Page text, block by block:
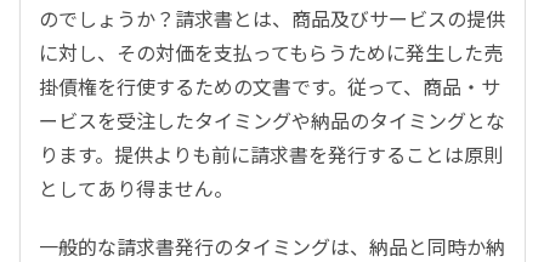
のでしょうか？請求書とは、商品及びサービスの提供
に対し、その対価を支払ってもらうために発生した売
掛債権を行使するための文書です。従って、商品・サ
ービスを受注したタイミングや納品のタイミングとな
ります。提供よりも前に請求書を発行することは原則
としてあり得ません。
一般的な請求書発行のタイミングは、納品と同時か納